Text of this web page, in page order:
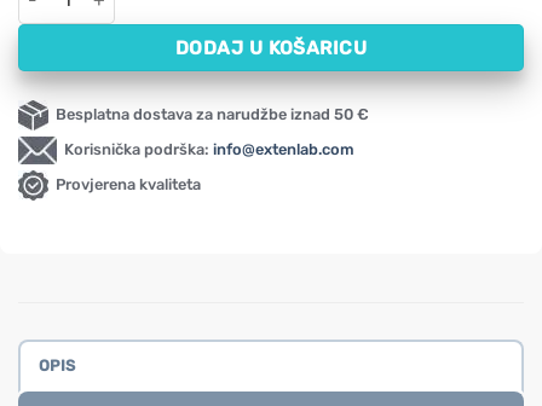
DODAJ U KOŠARICU
Besplatna dostava za narudžbe iznad 50 €
Korisnička podrška: info@extenlab.com
Provjerena kvaliteta
OPIS